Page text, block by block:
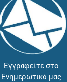
Εγγραφείτε στο
Ενημερωτικό μας